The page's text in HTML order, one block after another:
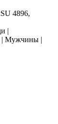
4896,
|
| Мужчины |